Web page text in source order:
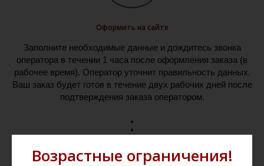
Возрастные ограничения!
Оформить на сайте
Заполните необходимые данные и дождитесь звонка
оператора в течении 1 часа после оформления заказа (в
рабочее время). Оператор уточнит правильность данных.
Ваш заказ будет готов в течение двух рабочих дней после
подтверждения заказа оператором.